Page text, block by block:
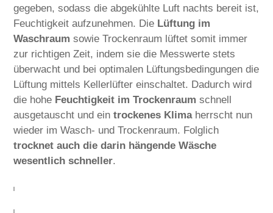
gegeben, sodass die abgekühlte Luft nachts bereit ist,
Feuchtigkeit aufzunehmen. Die Lüftung im
Waschraum sowie Trockenraum lüftet somit immer
zur richtigen Zeit, indem sie die Messwerte stets
überwacht und bei optimalen Lüftungsbedingungen die
Lüftung mittels Kellerlüfter einschaltet. Dadurch wird
die hohe Feuchtigkeit im Trockenraum schnell
ausgetauscht und eintrockenes Klimaherrscht nun
wieder im Wasch- und Trockenraum. Folglich
trocknet auch die darin hängende Wäsche
wesentlich schneller.